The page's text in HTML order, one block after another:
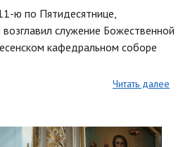
ю по Пятидесятнице,
служение Божественной
кафедральном соборе
Читать далее